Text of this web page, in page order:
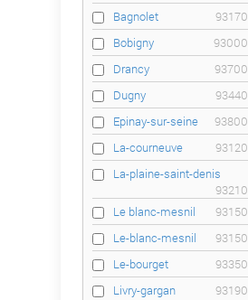
Bagnolet
93170
Bobigny
93000
Drancy
93700
Dugny
93440
Epinay-sur-seine
93800
La-courneuve
93120
La-plaine-saint-denis
93210
Le blanc-mesnil
93150
Le-blanc-mesnil
93150
Le-bourget
93350
Livry-gargan
93190